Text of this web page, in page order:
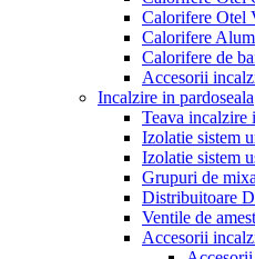
Calorifere Otel
Calorifere
Calorifere de
Accesorii
Incalzire in pardoseala
Teava incalzire
Izolatie sistem
Izolatie sistem
Grupuri de
Distribuitoare
Ventile de
Accesorii